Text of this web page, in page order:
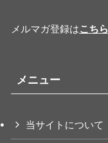
メルマガ登録はこちら
メニュー
当サイトについて